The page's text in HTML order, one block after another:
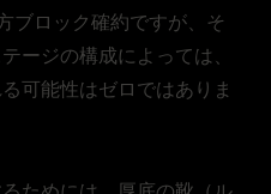
ブロック確約ですが、そ
ージの構成によっては、
可能性はゼロではありま